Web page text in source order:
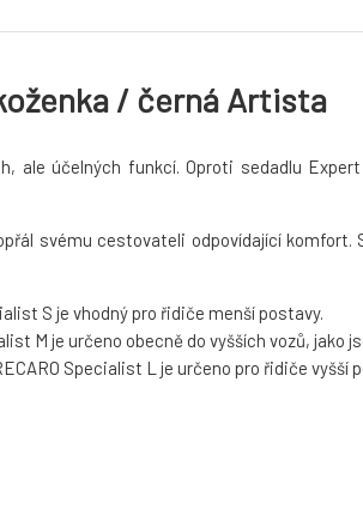
/ černá Artista
ale účelných funkcí. Oproti sedadlu
svému cestovateli odpovídající komfort.
S je vhodný pro řidiče menší postavy.
M je určeno obecně do vyšších vozů, jako
Specialist L je určeno pro řidiče vyšší